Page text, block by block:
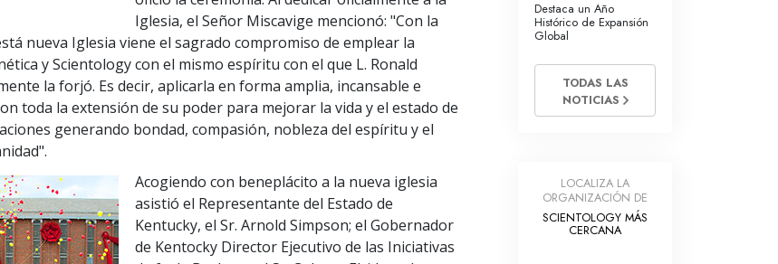
Iglesia, el Señor Miscavige mencionó: "Con la
nueva Iglesia viene el sagrado compromiso de emplear la
y Scientology con el mismo espíritu con el que L. Ronald
la forjó. Es decir, aplicarla en forma amplia, incansable e
toda la extensión de su poder para mejorar la vida y el estado de
generando bondad, compasión, nobleza del espíritu y el
Acogiendo con beneplácito a la nueva iglesia
asistió el Representante del Estado de
Kentucky, el Sr. Arnold Simpson; el Gobernador
de Kentocky Director Ejecutivo de las Iniciativas
Destaca un Año
Histórico de Expansión
Global
TODAS LAS
NOTICIAS
LOCALIZA LA
ORGANIZACIÓN DE
SCIENTOLOGY MÁS
CERCANA